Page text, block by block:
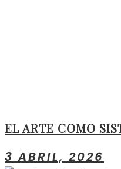
EL ARTE COMO
3 ABRIL, 2026